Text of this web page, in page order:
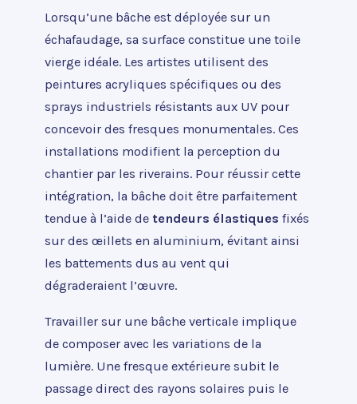
Lorsqu’une bâche est déployée sur un
échafaudage, sa surface constitue une toile
vierge idéale. Les artistes utilisent des
peintures acryliques spécifiques ou des
sprays industriels résistants aux UV pour
concevoir des fresques monumentales. Ces
installations modifient la perception du
chantier par les riverains. Pour réussir cette
intégration, la bâche doit être parfaitement
tendue à l’aide de tendeurs élastiques fixés
sur des œillets en aluminium, évitant ainsi
les battements dus au vent qui
dégraderaient l’œuvre.
Travailler sur une bâche verticale implique
de composer avec les variations de la
lumière. Une fresque extérieure subit le
passage direct des rayons solaires puis le